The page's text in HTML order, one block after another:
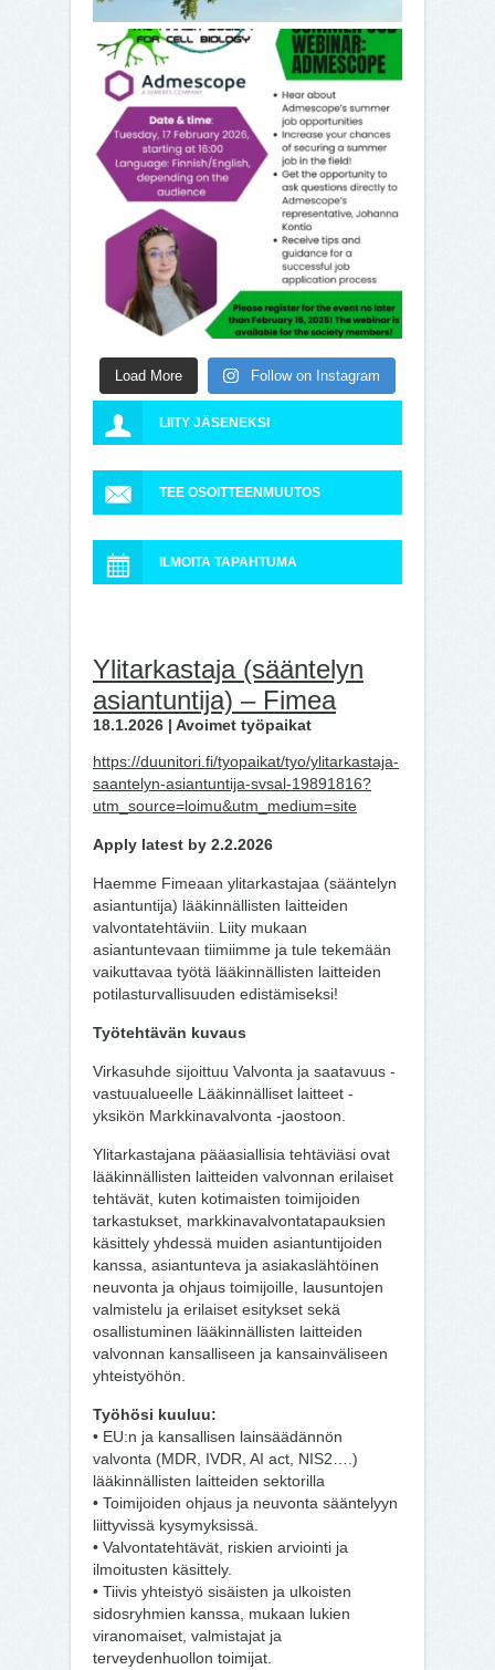
Load More Follow on Instagram
LIITY JÄSENEKSI
TEE OSOITTEENMUUTOS
ILMOITA TAPAHTUMA
Ylitarkastaja (sääntelyn
asiantuntija) – Fimea
18.1.2026 | Avoimet työpaikat
https://duunitori.fi/tyopaikat/tyo/ylitarkastaja-
saantelyn-asiantuntija-svsal-19891816?
utm_source=loimu&utm_medium=site
Apply latest by 2.2.2026
Haemme Fimeaan ylitarkastajaa (sääntelyn
asiantuntija) lääkinnällisten laitteiden
valvontatehtäviin. Liity mukaan
asiantuntevaan tiimiimme ja tule tekemään
vaikuttavaa työtä lääkinnällisten laitteiden
potilasturvallisuuden edistämiseksi!
Työtehtävän kuvaus
Virkasuhde sijoittuu Valvonta ja saatavuus -
vastuualueelle Lääkinnälliset laitteet -
yksikön Markkinavalvonta -jaostoon.
Ylitarkastajana pääasiallisia tehtäviäsi ovat
lääkinnällisten laitteiden valvonnan erilaiset
tehtävät, kuten kotimaisten toimijoiden
tarkastukset, markkinavalvontatapauksien
käsittely yhdessä muiden asiantuntijoiden
kanssa, asiantunteva ja asiakaslähtöinen
neuvonta ja ohjaus toimijoille, lausuntojen
valmistelu ja erilaiset esitykset sekä
osallistuminen lääkinnällisten laitteiden
valvonnan kansalliseen ja kansainväliseen
yhteistyöhön.
Työhösi kuuluu:
• EU:n ja kansallisen lainsäädännön
valvonta (MDR, IVDR, AI act, NIS2….)
lääkinnällisten laitteiden sektorilla
• Toimijoiden ohjaus ja neuvonta sääntelyyn
liittyvissä kysymyksissä.
• Valvontatehtävät, riskien arviointi ja
ilmoitusten käsittely.
• Tiivis yhteistyö sisäisten ja ulkoisten
sidosryhmien kanssa, mukaan lukien
viranomaiset, valmistajat ja
terveydenhuollon toimijat.